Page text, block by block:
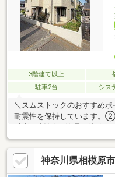
3階建て以上
駐車2台
シス
＼スムストックのおすすめ
耐震性を保持しています。②
(点検・補修)を管理・蓄積
スプログラムに対応。住宅
です。④スムストック専用
は、イベント情報欄でもご
5LLDDKK＋S(納戸)のスムス
神奈川県相模原